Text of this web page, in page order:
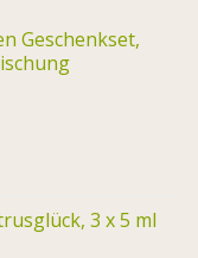
Geschenkset,
3 x 5 ml